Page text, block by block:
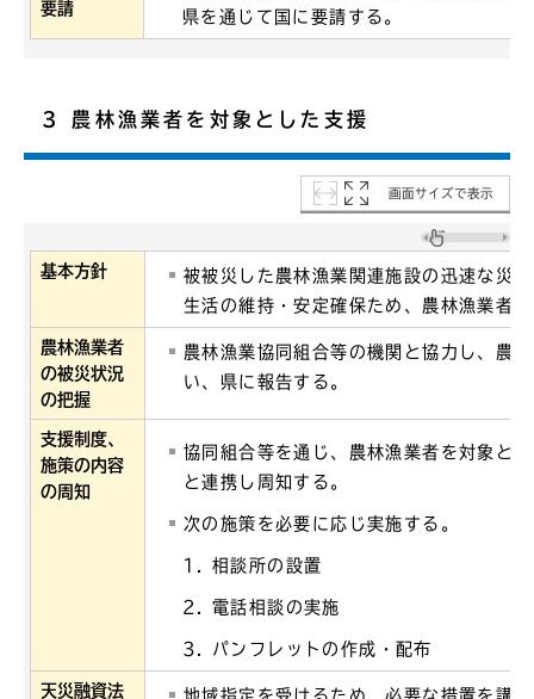
要請
県を通じて国に要請する。
3 農林漁業者を対象とした支援
画面サイズで表示
基本方針
被被災した農林漁業関連施設の迅速な災
生活の維持・安定確保ため、農林漁業者
農林漁業者
の被災状況
の把握
農林漁業協同組合等の機関と協力し、農
い、県に報告する。
支援制度、
施策の内容
の周知
協同組合等を通じ、農林漁業者を対象と
と連携し周知する。
次の施策を必要に応じ実施する。
相談所の設置
電話相談の実施
パンフレットの作成・配布
天災融資法 地域指定を受けるため、必要な措置を講